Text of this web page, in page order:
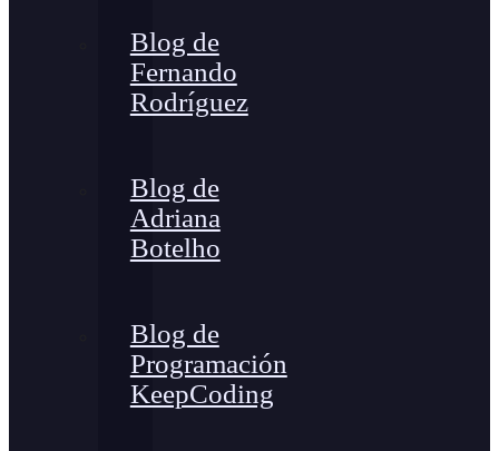
Blog de
Fernando
Rodríguez
Blog de
Adriana
Botelho
Blog de
Programación
KeepCoding